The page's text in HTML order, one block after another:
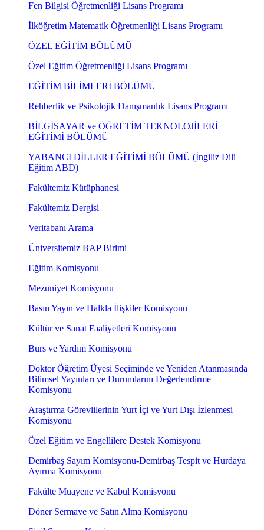
Fen Bilgisi Öğretmenliği Lisans Programı
İlköğretim Matematik Öğretmenliği Lisans Programı
ÖZEL EĞİTİM BÖLÜMÜ
Özel Eğitim Öğretmenliği Lisans Programı
EĞİTİM BİLİMLERİ BÖLÜMÜ
Rehberlik ve Psikolojik Danışmanlık Lisans Programı
BİLGİSAYAR ve ÖĞRETİM TEKNOLOJİLERİ
EĞİTİMİ BÖLÜMÜ
YABANCI DİLLER EĞİTİMİ BÖLÜMÜ (İngiliz Dili
Eğitim ABD)
Fakültemiz Kütüphanesi
Fakültemiz Dergisi
Veritabanı Arama
Üniversitemiz BAP Birimi
Eğitim Komisyonu
Mezuniyet Komisyonu
Basın Yayın ve Halkla İlişkiler Komisyonu
Kültür ve Sanat Faaliyetleri Komisyonu
Burs ve Yardım Komisyonu
Doktor Öğretim Üyesi Seçiminde ve Yeniden Atanmasında
Bilimsel Yayınları ve Durumlarını Değerlendirme
Komisyonu
Araştırma Görevlilerinin Yurt İçi ve Yurt Dışı İzlenmesi
Komisyonu
Özel Eğitim ve Engellilere Destek Komisyonu
Demirbaş Sayım Komisyonu-Demirbaş Tespit ve Hurdaya
Ayırma Komisyonu
Fakülte Muayene ve Kabul Komisyonu
Döner Sermaye ve Satın Alma Komisyonu